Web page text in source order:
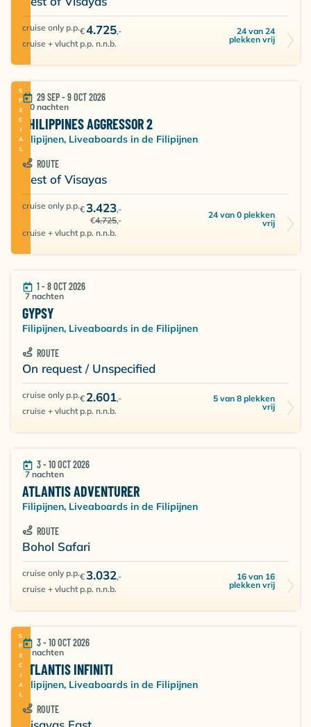
cruise only p.p.€4.725,-
cruise + vlucht p.p. n.n.b.
24 van 24
plekken vrij
SPECIAL 29 SEP - 9 OCT 2026
10 nachten
PHILIPPINES AGGRESSOR 2
Filipijnen, Liveaboards in de Filipijnen
ROUTE
Best of Visayas
cruise only p.p.€3.423,-
€4.725,-
cruise + vlucht p.p. n.n.b.
24 van 0 plekken
vrij
1 - 8 OCT 2026
7 nachten
GYPSY
Filipijnen, Liveaboards in de Filipijnen
ROUTE
On request / Unspecified
cruise only p.p.€ 2.601,-
cruise + vlucht p.p. n.n.b.
5 van 8 plekken
vrij
3 - 10 OCT 2026
7 nachten
ATLANTIS ADVENTURER
Filipijnen, Liveaboards in de Filipijnen
ROUTE
Bohol Safari
cruise only p.p.€3.032,-
cruise + vlucht p.p. n.n.b.
16 van 16
plekken vrij
SPECIAL 3 - 10 OCT 2026
7 nachten
ATLANTIS INFINITI
Filipijnen, Liveaboards in de Filipijnen
ROUTE